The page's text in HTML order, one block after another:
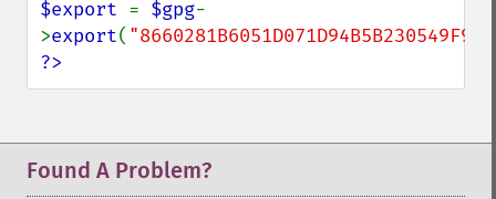
$export = $gpg-
>export(
?>
Found A Problem?